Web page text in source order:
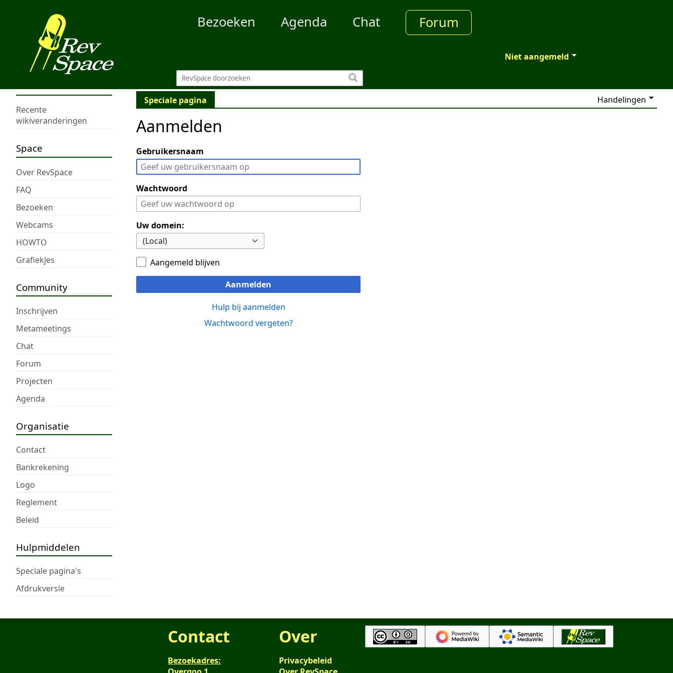
Bezoeken Agenda Chat Forum
Niet aangemeld
Recente
wikiveranderingen
Space
Over RevSpace
FAQ
Bezoeken
Webcams
HOWTO
Grafiekjes
Community
Inschrijven
Metameetings
Chat
Forum
Projecten
Agenda
Organisatie
Contact
Bankrekening
Logo
Reglement
Beleid
Hulpmiddelen
Speciale pagina's
Afdrukversie
Speciale pagina Handelingen
Aanmelden
Gebruikersnaam
Wachtwoord
Uw domein:
Aangemeld blijven
Aanmelden
Hulp bij aanmelden
Wachtwoord vergeten?
Contact
Bezoekadres:
Over
Privacybeleid